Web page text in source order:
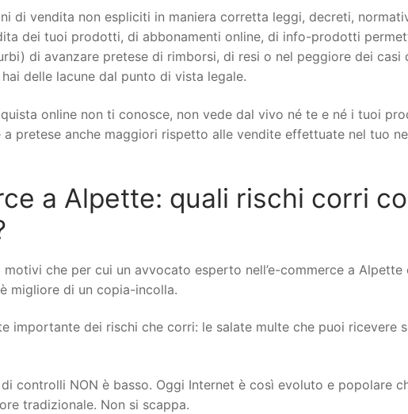
di vendita non espliciti in maniera corretta leggi, decreti,
dei tuoi prodotti, di abbonamenti online, di info-prodotti
di avanzare pretese di rimborsi, di resi o nel peggiore dei casi
delle lacune dal punto di vista legale.
online non ti conosce, non vede dal vivo né te e né i tuoi
pretese anche maggiori rispetto alle vendite effettuate nel tuo
a Alpette: quali rischi corri
che per cui un avvocato esperto nell’e-commerce a Alpette
migliore di un copia-incolla.
importante dei rischi che corri: le salate multe che puoi ricevere
controlli NON è basso. Oggi Internet è così evoluto e popolare
tradizionale. Non si scappa.